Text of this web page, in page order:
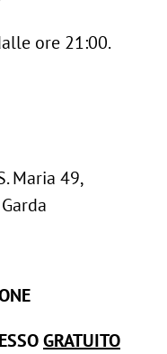
ore 21:00.
Maria 49,
GRATUITO